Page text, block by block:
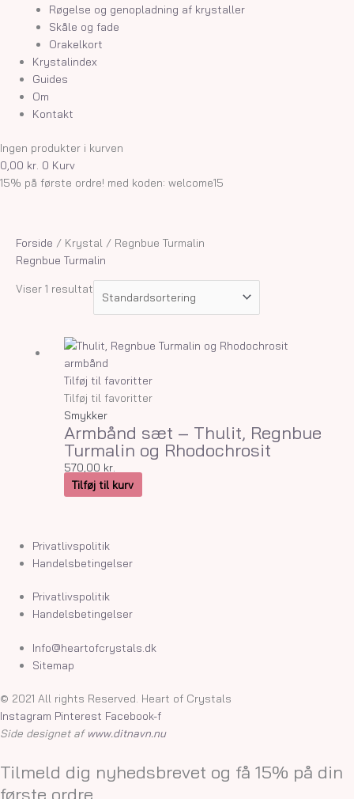
Røgelse og genopladning af krystaller
Skåle og fade
Orakelkort
Krystalindex
Guides
Om
Kontakt
Ingen produkter i kurven
0,00 kr. 0 Kurv
15% på første ordre! med koden: welcome15
Forside / Krystal / Regnbue Turmalin
Regnbue Turmalin
Viser 1 resultat
Tilføj til favoritter
Tilføj til favoritter
Smykker
Armbånd sæt – Thulit, Regnbue
Turmalin og Rhodochrosit
570,00 kr.
Tilføj til kurv
Privatlivspolitik
Handelsbetingelser
Privatlivspolitik
Handelsbetingelser
Info@heartofcrystals.dk
Sitemap
© 2021 All rights Reserved. Heart of Crystals
Instagram Pinterest Facebook-f
Side designet af www.ditnavn.nu
Tilmeld dig nyhedsbrevet og få 15% på din
første ordre